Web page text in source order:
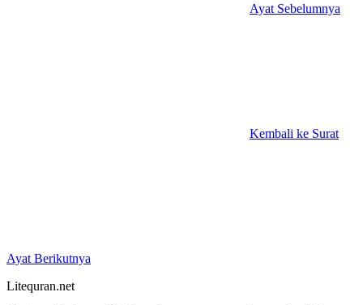
Ayat Sebelumnya
Kembali ke Surat
Ayat Berikutnya
Litequran.net